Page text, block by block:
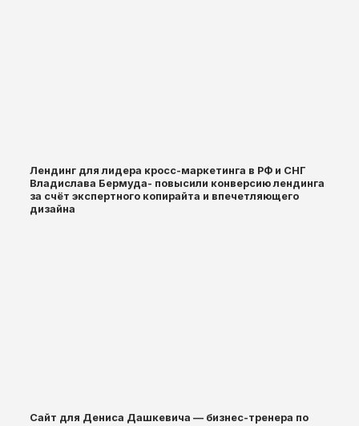
Лендинг для лидера кросс-маркетинга в РФ и СНГ
Владислава Бермуда- повысили конверсию лендинга
за счёт экспертного копирайта и впечетляющего
дизайна
Сайт для Дениса Дашкевича — бизнес-тренера по